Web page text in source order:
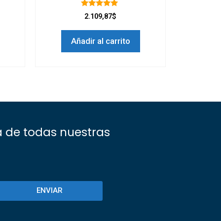
5.00
de 5
2.109,87$
Añadir al carrito
de todas nuestras
ENVIAR